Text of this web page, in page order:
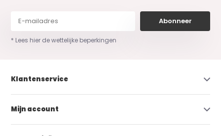
Abonneer
* Lees hier de wettelijke beperkingen
Klantenservice
Mijn account